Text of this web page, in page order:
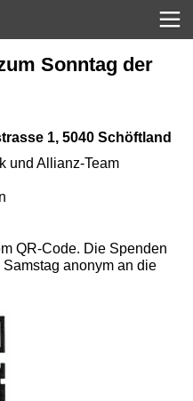
Sonntag der
1, 5040 Schöftland
und Allianz-Team
QR-Code. Die Spenden
anonym an die